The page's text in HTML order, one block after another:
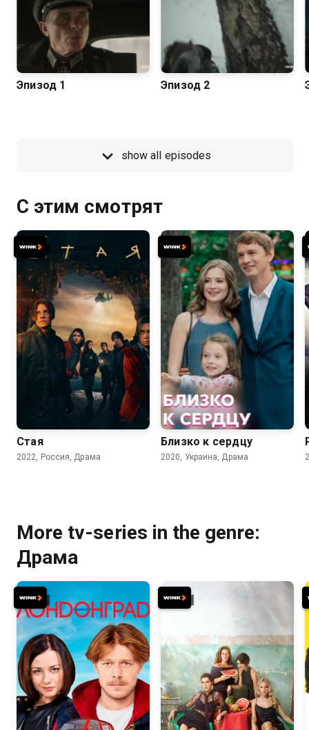
Эпизод 1 Эпизод 2
show all episodes
С этим смотрят
Стая
2022, Россия, Драма
7.1
Близко к сердцу
2020, Украина, Драма
More tv-series in the genre:
Драма